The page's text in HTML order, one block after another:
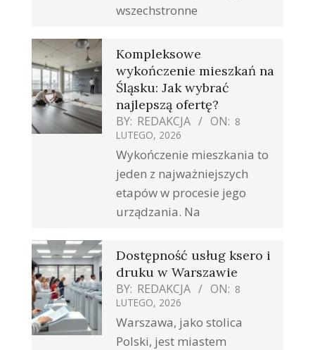
wszechstronne
Kompleksowe
wykończenie mieszkań na
Śląsku: Jak wybrać
najlepszą ofertę?
BY: REDAKCJA ON: 8
LUTEGO, 2026
Wykończenie mieszkania to
jeden z najważniejszych
etapów w procesie jego
urządzania. Na
Dostępność usług ksero i
druku w Warszawie
BY: REDAKCJA ON: 8
LUTEGO, 2026
Warszawa, jako stolica
Polski, jest miastem